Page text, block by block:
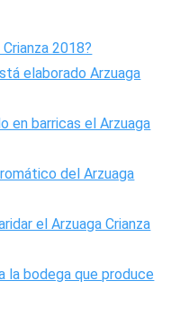
2018?
elaborado Arzuaga
en barricas el Arzuaga
del Arzuaga
el Arzuaga Crianza
la bodega que produce